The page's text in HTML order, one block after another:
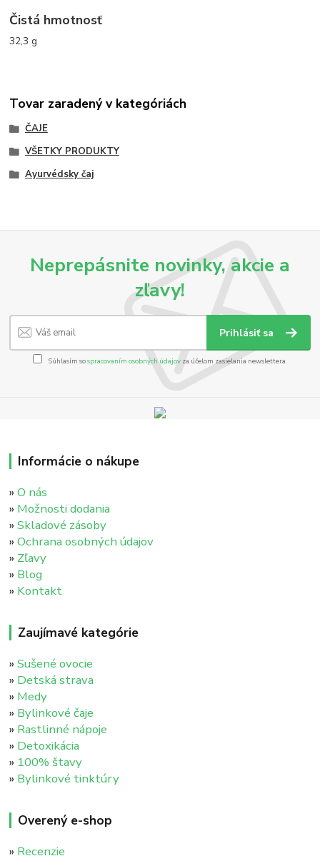
Čistá hmotnosť
32,3 g
Tovar zaradený v kategóriách
ČAJE
VŠETKY PRODUKTY
Ayurvédsky čaj
Neprepásnite novinky, akcie a
zľavy!
Prihlásiť sa
Súhlasím sospracovaním osobných údajov za účelom zasielania newslettera.
Informácie o nákupe
»O nás
» Možnosti dodania
»Skladové zásoby
»Ochrana osobných údajov
» Zľavy
» Blog
» Kontakt
Zaujímavé kategórie
»Sušené ovocie
» Detská strava
» Medy
» Bylinkové čaje
» Rastlinné nápoje
» Detoxikácia
» 100% štavy
» Bylinkové tinktúry
Overený e-shop
» Recenzie